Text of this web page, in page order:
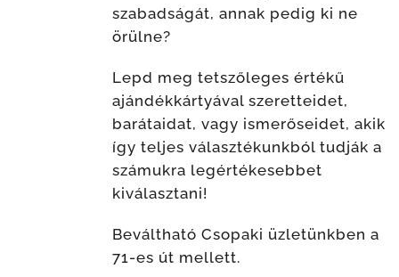
szabadságát, annak pedig ki ne
örülne?
Lepd meg tetszőleges értékű
ajándékkártyával szeretteidet,
barátaidat, vagy ismerőseidet, akik
így teljes választékunkból tudják a
számukra legértékesebbet
kiválasztani!
Beváltható Csopaki üzletünkben a
71-es út mellett.